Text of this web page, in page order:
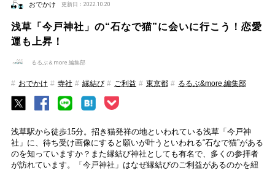
おでかけ 更新日：2022.10.20
浅草「今戸神社」の“石なで猫”に会いに行こう！恋愛
運も上昇！
るるぶ＆more.編集部
おでかけ 寺社 縁結び ご利益 東京都 るるぶ&more.編集部
浅草駅から徒歩15分。招き猫発祥の地といわれている浅草「今戸神
社」に、待ち受け画像にすると願いが叶うといわれる“石なで猫”がある
のを知っていますか？また縁結び神社としても有名で、多くの参拝者
が訪れています。「今戸神社」はなぜ縁結びのご利益があるのかを紐